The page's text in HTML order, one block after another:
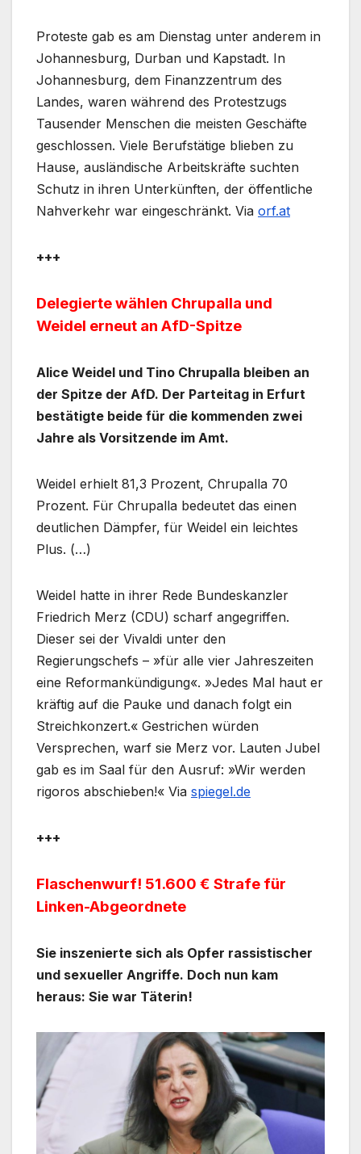
Proteste gab es am Dienstag unter anderem in
Johannesburg, Durban und Kapstadt. In
Johannesburg, dem Finanzzentrum des
Landes, waren während des Protestzugs
Tausender Menschen die meisten Geschäfte
geschlossen. Viele Berufstätige blieben zu
Hause, ausländische Arbeitskräfte suchten
Schutz in ihren Unterkünften, der öffentliche
Nahverkehr war eingeschränkt. Via orf.at
+++
Delegierte wählen Chrupalla und
Weidel erneut an AfD-Spitze
Alice Weidel und Tino Chrupalla bleiben an
der Spitze der AfD. Der Parteitag in Erfurt
bestätigte beide für die kommenden zwei
Jahre als Vorsitzende im Amt.
Weidel erhielt 81,3 Prozent, Chrupalla 70
Prozent. Für Chrupalla bedeutet das einen
deutlichen Dämpfer, für Weidel ein leichtes
Plus. (…)
Weidel hatte in ihrer Rede Bundeskanzler
Friedrich Merz (CDU) scharf angegriffen.
Dieser sei der Vivaldi unter den
Regierungschefs – »für alle vier Jahreszeiten
eine Reformankündigung«. »Jedes Mal haut er
kräftig auf die Pauke und danach folgt ein
Streichkonzert.« Gestrichen würden
Versprechen, warf sie Merz vor. Lauten Jubel
gab es im Saal für den Ausruf: »Wir werden
rigoros abschieben!« Via spiegel.de
+++
Flaschenwurf! 51.600 € Strafe für
Linken-Abgeordnete
Sie inszenierte sich als Opfer rassistischer
und sexueller Angriffe. Doch nun kam
heraus: Sie war Täterin!